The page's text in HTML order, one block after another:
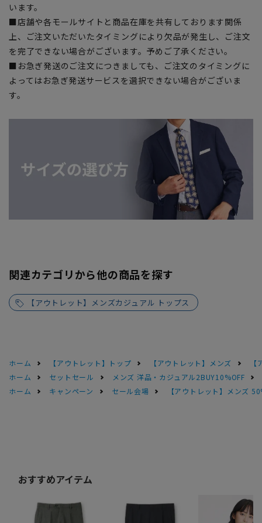
います。
■店舗や各モールサイトと商品在庫を共有しております関係
上、ご注文いただいたタイミングにより欠品が発生し、ご注文
を完了できない場合がございます。予めご了承ください。
■お急ぎ発送のご注文につきましても、ご注文のタイミングに
よってはお急ぎ発送サービスを選択できない場合がございま
す。
関連カテゴリから他の商品を探す
【アウトレット】メンズカジュアル トップス
ホーム 【アウトレット】トップ 【アウトレット】メンズ
ホーム
セットセール
メンズ 洋品・カジュアル2BUY10%OFF
ホーム
キャンペーン セール会場 【アウトレット】メンズ